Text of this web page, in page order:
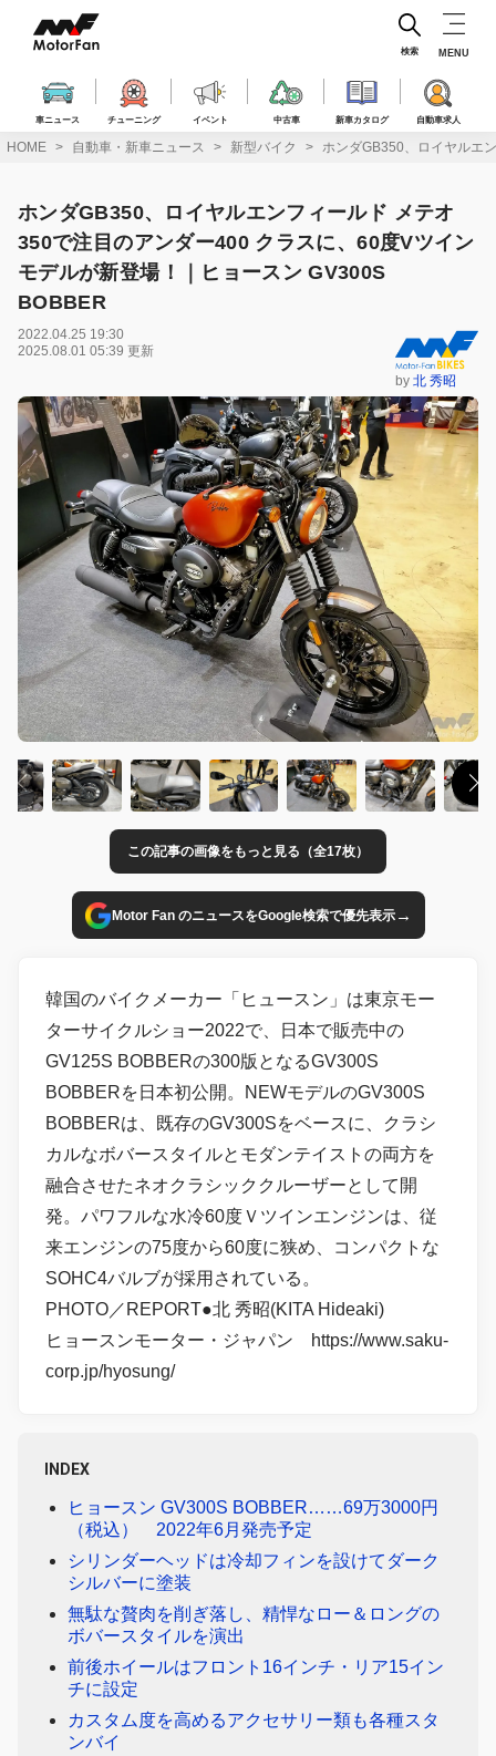
ス
車ニュース チューニング イベント 中古車 新車カタログ 自動車求人
検索 MENU
HOME 自動車・新車ニュース 新型バイク ホンダGB350、ロイヤルエ
ホンダGB350、ロイヤルエンフィールド メテオ
350で注目のアンダー400 クラスに、60度Vツイン
モデルが新登場！｜ヒョースン GV300S
BOBBER
2022.04.25 19:30
2025.08.01 05:39 更新
by北 秀昭
この記事の画像をもっと見る（全17枚）
Motor Fan のニュースをGoogle検索で優先表示→
韓国のバイクメーカー「ヒュースン」は東京モー
ターサイクルショー2022で、日本で販売中の
GV125S BOBBERの300版となるGV300S
BOBBERを日本初公開。NEWモデルのGV300S
BOBBERは、既存のGV300Sをベースに、クラシ
カルなボバースタイルとモダンテイストの両方を
融合させたネオクラシッククルーザーとして開
発。パワフルな水冷60度Ｖツインエンジンは、従
来エンジンの75度から60度に狭め、コンパクトな
SOHC4バルブが採用されている。
PHOTO／REPORT●北 秀昭(KITA Hideaki)
ヒョースンモーター・ジャパン https://www.saku-
corp.jp/hyosung/
INDEX
ヒョースン GV300S BOBBER……69万3000円
（税込） 2022年6月発売予定
シリンダーヘッドは冷却フィンを設けてダーク
シルバーに塗装
無駄な贅肉を削ぎ落し、精悍なロー＆ロングの
ボバースタイルを演出
前後ホイールはフロント16インチ・リア15イン
チに設定
カスタム度を高めるアクセサリー類も各種スタ
ンバイ